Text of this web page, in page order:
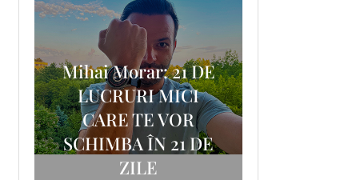
Mihai Morar: 21 DE
LUCRURI MICI
CARE TE VOR
SCHIMBA ÎN 21 DE
ZILE